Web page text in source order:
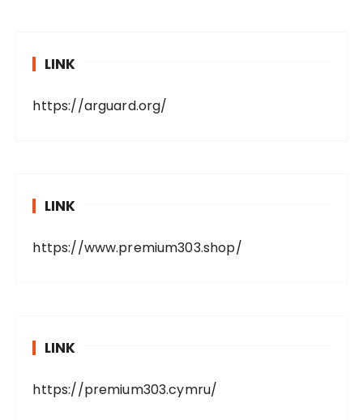
LINK
https://arguard.org/
LINK
https://www.premium303.shop/
LINK
https://premium303.cymru/